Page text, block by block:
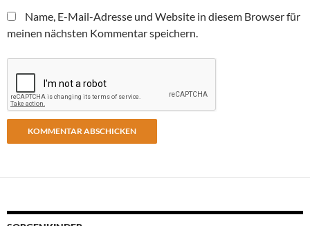
Name, E-Mail-Adresse und Website in diesem Browser für
meinen nächsten Kommentar speichern.